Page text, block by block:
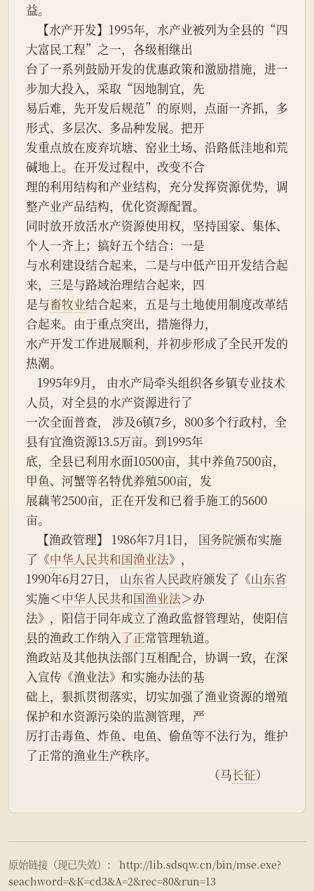
益。
大富民工程”之一，各级相继出
台了一系列鼓励开发的优惠政策和激励措施，进一
步加大投入，采取“因地制宜，先
易后难，先开发后规范”的原则，点面一齐抓，多
形式、多层次、多品种发展。把开
发重点放在废弃坑塘、窑业土场、沿路低洼地和荒
碱地上。在开发过程中，改变不合
理的利用结构和产业结构，充分发挥资源优势，调
整产业产品结构，优化资源配置。
同时放开放活水产资源使用权，坚持国家、集体、
个人一齐上；搞好五个结合：一是
与水利建设结合起来，二是与中低产田开发结合起
来，三是与路域治理结合起来，四
是与畜牧业结合起来，五是与土地使用制度改革结
合起来。由于重点突出，措施得力，
水产开发工作进展顺利，并初步形成了全民开发的
热潮。
人员，对全县的水产资源进行了
一次全面普查， 涉及6镇7乡，800多个行政村，全
县有宜渔资源13.5万亩。到1995年
底，全县已利用水面10500亩，其中养鱼7500亩，
甲鱼、河蟹等名特优养殖500亩，发
展藕苇2500亩，正在开发和已着手施工的5600
亩。
    【渔政管理】 1986年7月1日，
国务院颁布实施
了《中华人民共和国渔业法》，
1990年6月27日， 山东省人民政府颁发了《山东省
实施＜中华人民共和国渔业法＞办
法》，阳信于同年成立了渔政监督管理站，使阳信
县的渔政工作纳入了正常管理轨道。
渔政站及其他执法部门互相配合，协调一致，在深
入宣传《渔业法》和实施办法的基
础上，狠抓贯彻落实，切实加强了渔业资源的增殖
保护和水资源污染的监测管理，严
厉打击毒鱼、炸鱼、电鱼、偷鱼等不法行为，维护
了正常的渔业生产秩序。
                                                                 （马
长征）
原始链接（现已失效）：
http://lib.sdsqw.cn/bin/mse.exe?
seachword=&K=cd3&A=2&rec=80&run=13